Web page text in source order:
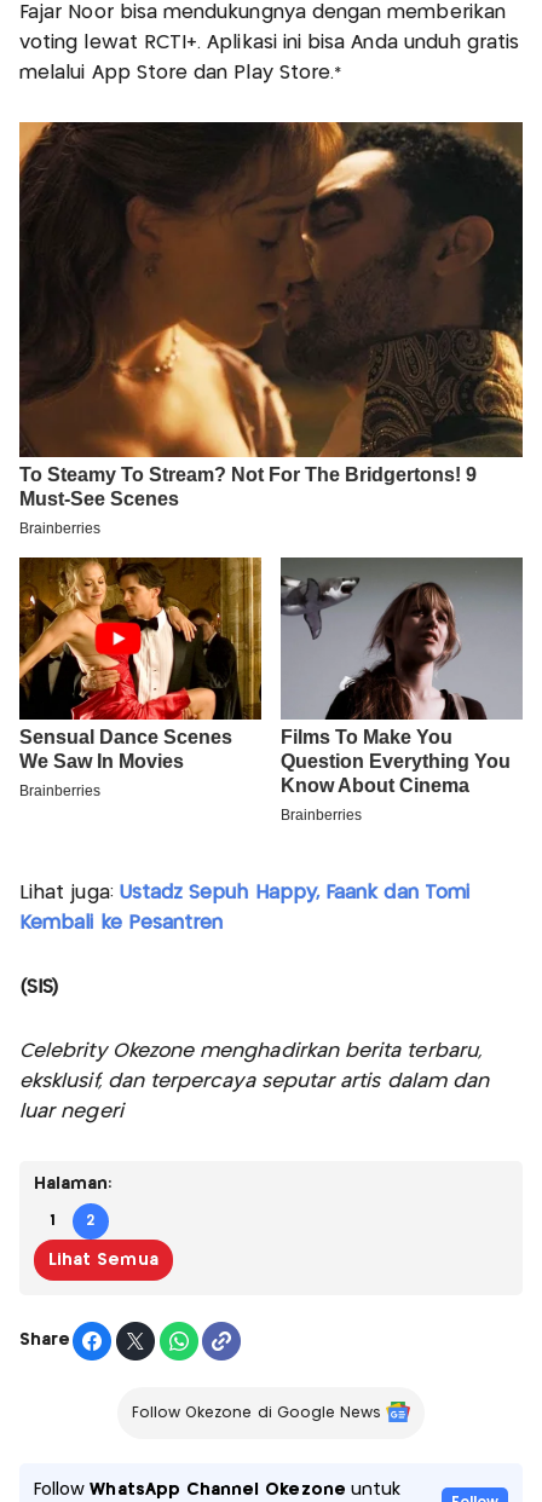
Fajar Noor bisa mendukungnya dengan memberikan
voting lewat RCTI+. Aplikasi ini bisa Anda unduh gratis
melalui App Store dan Play Store.*
Lihat juga: Ustadz Sepuh Happy, Faank dan Tomi
Kembali ke Pesantren
(SIS)
Celebrity Okezone menghadirkan berita terbaru,
eksklusif, dan terpercaya seputar artis dalam dan
luar negeri
Halaman:
1 2
Lihat Semua
Share
Follow Okezone di Google News
FollowWhatsApp Channel Okezone untuk